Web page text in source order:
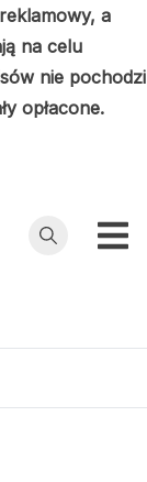
a
na celu
nie pochodzi
opłacone.